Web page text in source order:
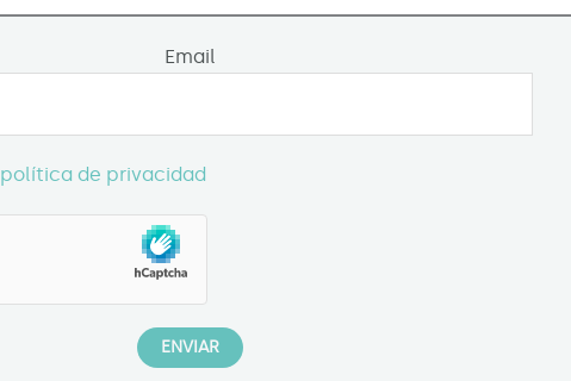
Email
política de privacidad